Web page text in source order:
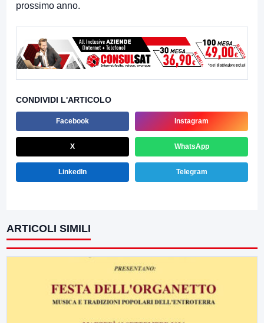
prossimo anno.
CONDIVIDI L'ARTICOLO
Facebook Instagram
X WhatsApp
LinkedIn Telegram
ARTICOLI SIMILI